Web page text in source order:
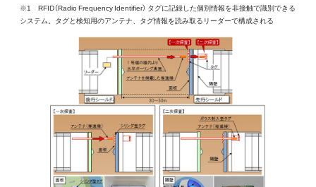
※1 RFID（Radio Frequency Identifier） タグに記録した個別情報を非接触で識別できる
システム。タグと検知用のアンテナ、タグ情報を読み取るリーダーで構成される